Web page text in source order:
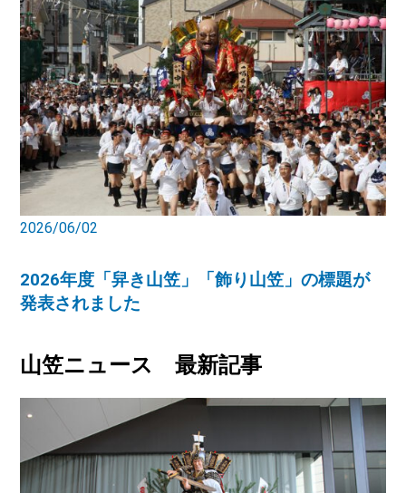
2026/06/02
2026年度「舁き山笠」「飾り山笠」の標題が
発表されました
山笠ニュース 最新記事